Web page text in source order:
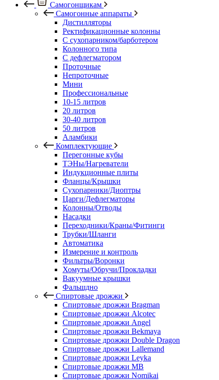
Самогонщикам
Самогонные аппараты
Дистилляторы
Ректификационные колонны
С сухопарником/барботером
Колонного типа
С дефлегматором
Проточные
Непроточные
Мини
Профессиональные
10-15 литров
20 литров
30-40 литров
50 литров
Аламбики
Комплектующие
Перегонные кубы
ТЭНы/Нагреватели
Индукционные плиты
Фланцы/Крышки
Сухопарники/Диоптры
Царги/Дефлегматоры
Колонны/Отводы
Насадки
Переходники/Краны/Фитинги
Трубки/Шланги
Автоматика
Измерение и контроль
Фильтры/Воронки
Хомуты/Обручи/Прокладки
Вакуумные крышки
Фальшдно
Спиртовые дрожжи
Спиртовые дрожжи Bragman
Спиртовые дрожжи Alcotec
Спиртовые дрожжи Angel
Спиртовые дрожжи Bekmaya
Спиртовые дрожжи Double Dragon
Спиртовые дрожжи Lallemand
Спиртовые дрожжи Leyka
Спиртовые дрожжи MB
Спиртовые дрожжи Nomikai